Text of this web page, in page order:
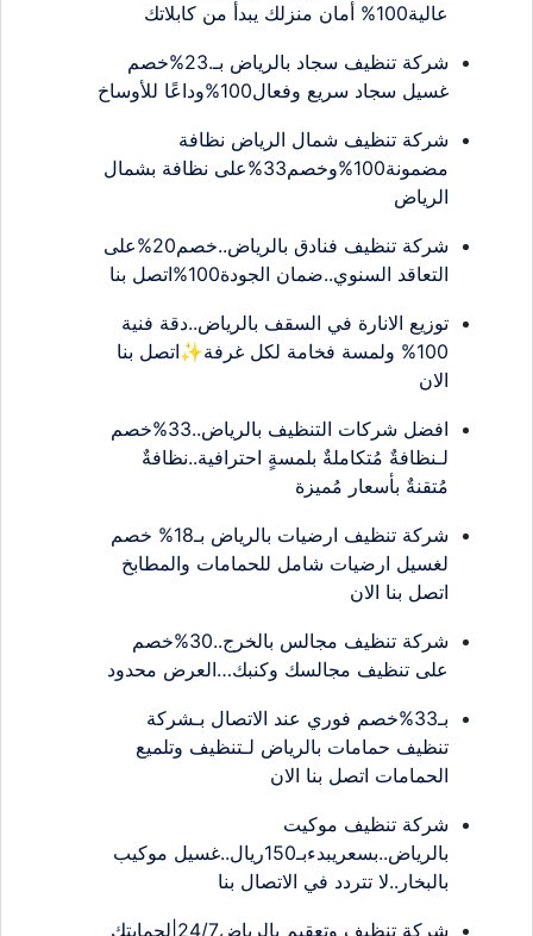
عالية100% أمان منزلك يبدأ من كابلاتك
شركة تنظيف سجاد بالرياض بـ.23%خصم
غسيل سجاد سريع وفعال100%وداعًا للأوساخ
شركة تنظيف شمال الرياض نظافة
مضمونة100%وخصم33%على نظافة بشمال
الرياض
شركة تنظيف فنادق بالرياض..خصم20%على
التعاقد السنوي..ضمان الجودة100%اتصل بنا
توزيع الانارة في السقف بالرياض..دقة فنية
100% ولمسة فخامة لكل غرفة✨اتصل بنا
الان
افضل شركات التنظيف بالرياض..33%خصم
لـنظافةٌ مُتكاملةٌ بلمسةٍ احترافية..نظافةٌ
مُتقنةٌ بأسعار مُميزة
شركة تنظيف ارضيات بالرياض بـ18% خصم
لغسيل ارضيات شامل للحمامات والمطابخ
اتصل بنا الان
شركة تنظيف مجالس بالخرج..30%خصم
على تنظيف مجالسك وكنبك…العرض محدود
بـ33%خصم فوري عند الاتصال بـشركة
تنظيف حمامات بالرياض لـتنظيف وتلميع
الحمامات اتصل بنا الان
شركة تنظيف موكيت
بالرياض..بسعريبدءبـ150ريال..غسيل موكيب
بالبخار..لا تتردد في الاتصال بنا
شركة تنظيف وتعقيم بالرياض24/7|لحمايتك